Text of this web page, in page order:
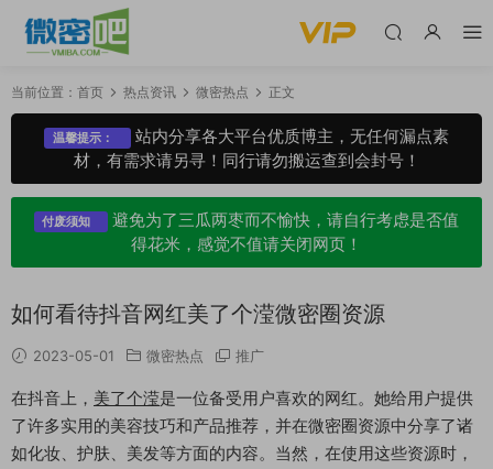
当前位置： 首页 热点资讯 微密热点 正文
温馨提示：
站内分享各大平台优质博主，无任何漏点素
材，有需求请另寻！同行请勿搬运查到会封号！
付废须知
避免为了三瓜两枣而不愉快，请自行考虑是否值
得花米，感觉不值请关闭网页！
如何看待抖音网红美了个滢微密圈资源
2023-05-01 微密热点 推广
在抖音上， 美了个滢是一位备受用户喜欢的网红。她给用户提供
了许多实用的美容技巧和产品推荐，并在微密圈资源中分享了诸
如化妆、护肤、美发等方面的内容。当然，在使用这些资源时，